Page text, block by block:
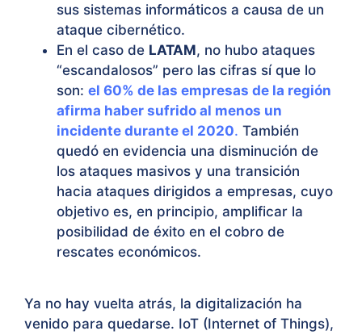
sus sistemas informáticos a causa de un
ataque cibernético.
En el caso de LATAM, no hubo ataques
“escandalosos” pero las cifras sí que lo
son: el 60% de las empresas de la región
afirma haber sufrido al menos un
incidente durante el 2020. También
quedó en evidencia una disminución de
los ataques masivos y una transición
hacia ataques dirigidos a empresas, cuyo
objetivo es, en principio, amplificar la
posibilidad de éxito en el cobro de
rescates económicos.
Ya no hay vuelta atrás, la digitalización ha
venido para quedarse. IoT (Internet of Things),